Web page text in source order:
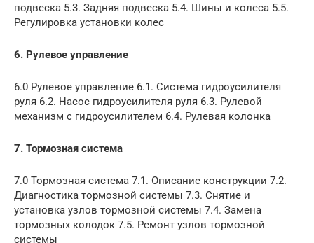
подвеска 5.3. Задняя подвеска 5.4. Шины и колеса 5.5.
Регулировка установки колес
6. Рулевое управление
6.0 Рулевое управление 6.1. Система гидроусилителя
руля 6.2. Насос гидроусилителя руля 6.3. Рулевой
механизм с гидроусилителем 6.4. Рулевая колонка
7. Тормозная система
7.0 Тормозная система 7.1. Описание конструкции 7.2.
Диагностика тормозной системы 7.3. Снятие и
установка узлов тормозной системы 7.4. Замена
тормозных колодок 7.5. Ремонт узлов тормозной
системы